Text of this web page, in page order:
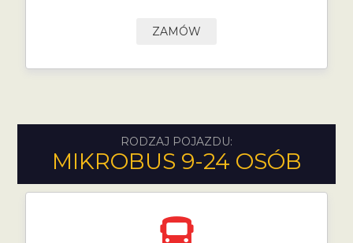
ZAMÓW
RODZAJ POJAZDU:
MIKROBUS 9-24 OSÓB